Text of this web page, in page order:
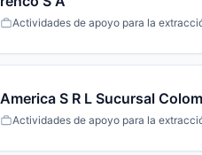
Actividades de apoyo para la
S R L Sucursal
Actividades de apoyo para la